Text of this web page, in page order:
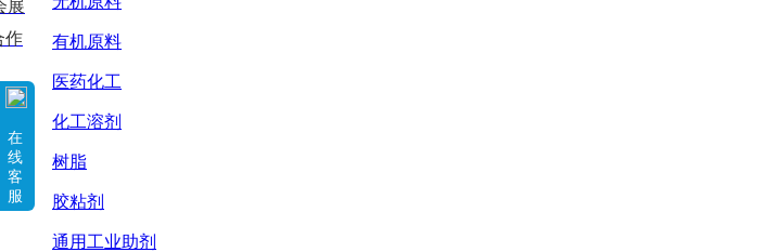
有机原料
医药化工
化工溶剂
树脂
胶粘剂
通用工业助剂
展
作
在
线
客
服